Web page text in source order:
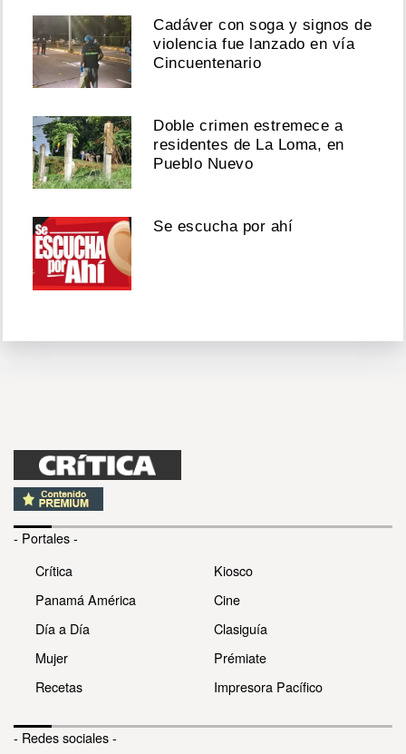
Cadáver con soga y signos de
violencia fue lanzado en vía
Cincuentenario
Doble crimen estremece a
residentes de La Loma, en
Pueblo Nuevo
Se escucha por ahí
- Portales -
Crítica
Panamá América
Día a Día
Mujer
Recetas
Kiosco
Cine
Clasiguía
Prémiate
Impresora Pacífico
- Redes sociales -